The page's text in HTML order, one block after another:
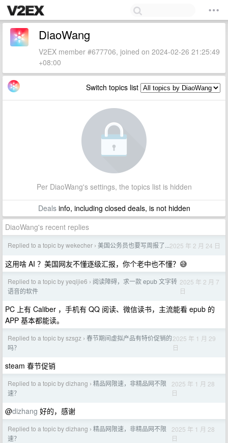
DiaoWang
V2EX member #677706, joined on 2024-02-26 21:25:49
+08:00
Switch topics list
Per DiaoWang's settings, the topics list is hidden
Dealsinfo, including closed deals, is not hidden
DiaoWang's recent replies
Replied to a topic by wekecher › 美国公务员也要写周报了...2025 年 2 月 24 日
这用啥 AI ？美国网友不懂逐级汇报，你个老中也不懂？😅
Replied to a topic by yeqijie6 › 阅读障碍，求一款 epub 文字转
语音的软件
2025 年 2 月 7
日
PC 上有 Caliber ，手机有 QQ 阅读、微信读书，主流能看 epub 的
APP 基本都能读。
Replied to a topic by szsgz › 春节期间虚拟产品有特价促销的
吗？
2025 年 1 月 29
日
steam 春节促销
Replied to a topic by dizhang › 精品网限速，非精品网不限
速？
2025 年 1 月 28
日
@dizhang 好的，感谢
Replied to a topic by dizhang › 精品网限速，非精品网不限
速？
2025 年 1 月 28
日